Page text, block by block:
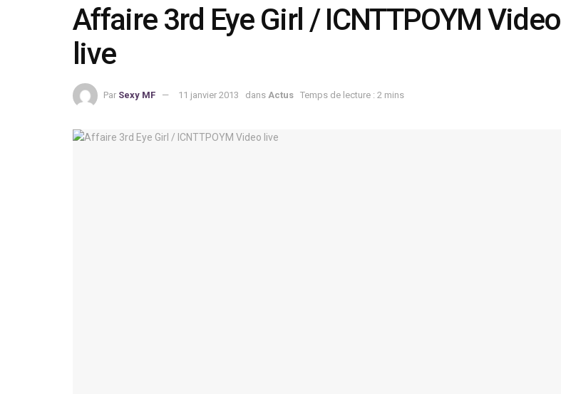
Affaire 3rd Eye Girl / ICNTTPOYM Video
live
Par Sexy MF 11 janvier 2013 dans Actus Temps de lecture : 2 mins